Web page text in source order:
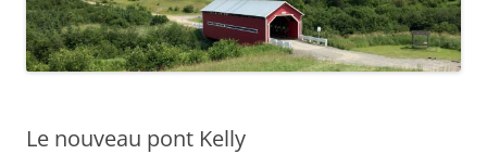
Le nouveau pont Kelly